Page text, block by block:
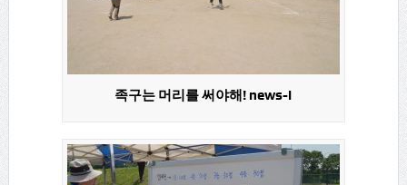
족구는 머리를 써야해! news-i